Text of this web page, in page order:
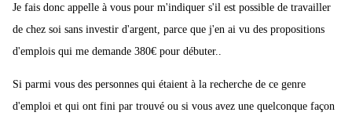
Je fais donc appelle à vous pour m'indiquer s'il est possible de travailler
de chez soi sans investir d'argent, parce que j'en ai vu des propositions
d'emplois qui me demande 380€ pour débuter..
Si parmi vous des personnes qui étaient à la recherche de ce genre
d'emploi et qui ont fini par trouvé ou si vous avez une quelconque façon